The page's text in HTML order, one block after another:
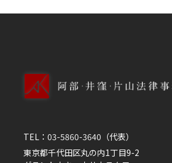
TEL： 03-5860-3640 （代表）
東京都千代田区丸の内1丁目9-2